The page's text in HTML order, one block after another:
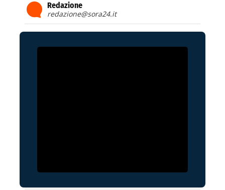
Redazione
redazione@sora24.it